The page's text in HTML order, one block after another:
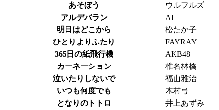
あそぼう
ウルフルズ
アルデバラン
AI
明日はどこから
松たか子
ひとりよりふたり
FAYRAY
365日の紙飛行機
AKB48
カーネーション
椎名林檎
泣いたりしないで
福山雅治
いつも何度でも
木村弓
となりのトトロ
井上あずみ